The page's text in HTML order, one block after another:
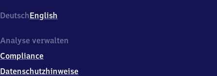
Tauber,
Bahnhofstr.
9
5
4
DeutschEnglish
Analyse verwalten
Compliance
Datenschutzhinweise